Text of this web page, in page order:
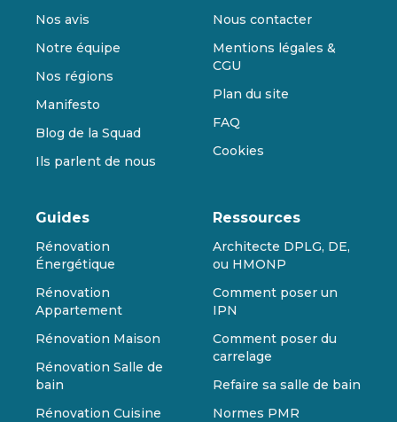
Nos avis
Notre équipe
Nos régions
Manifesto
Blog de la Squad
Ils parlent de nous
Nous contacter
Mentions légales &
CGU
Plan du site
FAQ
Cookies
Guides
Rénovation
Énergétique
Rénovation
Appartement
Rénovation Maison
Rénovation Salle de
bain
Rénovation Cuisine
Ressources
Architecte DPLG, DE,
ou HMONP
Comment poser un
IPN
Comment poser du
carrelage
Refaire sa salle de bain
Normes PMR